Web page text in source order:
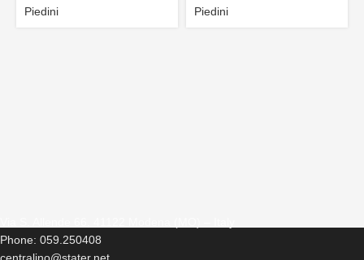
Piedini Piedini
Phone: 059.250408
centralino@stater.net